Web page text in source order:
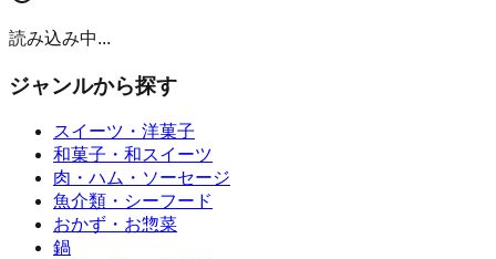
読み込み中...
ジャンルから探す
スイーツ・洋菓子
和菓子・和スイーツ
肉・ハム・ソーセージ
魚介類・シーフード
おかず・お惣菜
鍋